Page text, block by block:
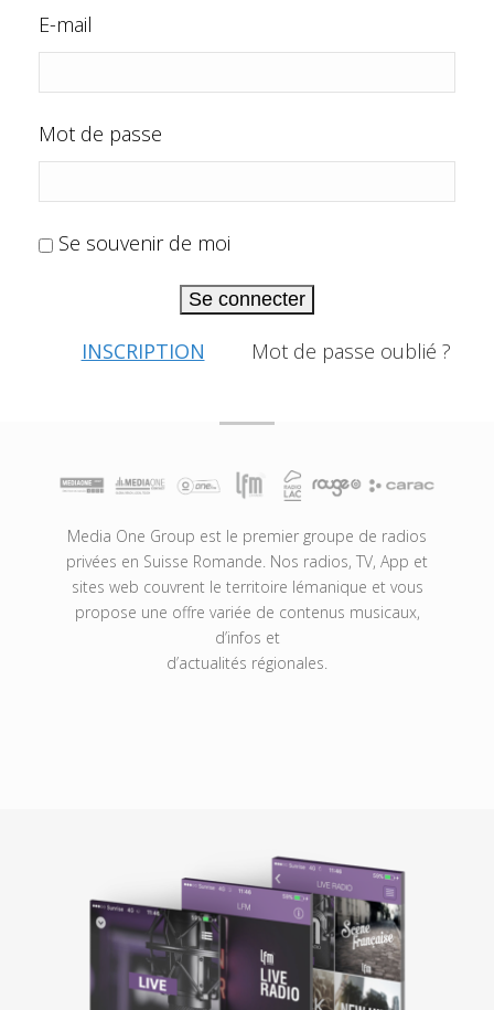
E-mail
Mot de passe
Se souvenir de moi
Se connecter
INSCRIPTION Mot de passe oublié ?
Media One Group est le premier groupe de radios
privées en Suisse Romande. Nos radios, TV, App et
sites web couvrent le territoire lémanique et vous
propose une offre variée de contenus musicaux,
d’infos et
d’actualités régionales.